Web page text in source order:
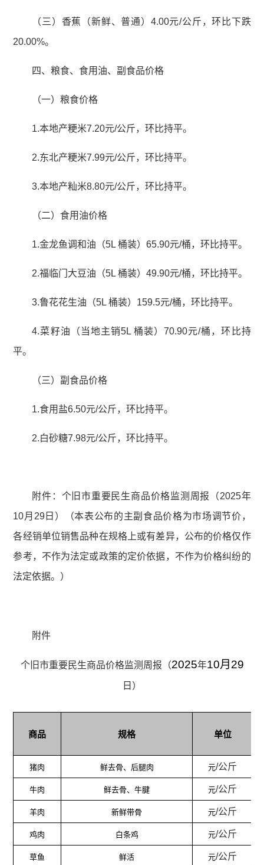
（三）香蕉（新鲜、普通）4.00元/公斤，环比下跌
20.00%。
四、粮食、食用油、副食品价格
（一）粮食价格
1.本地产粳米7.20元/公斤，环比持平。
2.东北产粳米7.99元/公斤，环比持平。
3.本地产籼米8.80元/公斤，环比持平。
（二）食用油价格
1.金龙鱼调和油（5L 桶装）65.90元/桶，环比持平。
2.福临门大豆油（5L 桶装）49.90元/桶，环比持平。
3.鲁花花生油（5L 桶装）159.5元/桶，环比持平。
4.菜籽油（当地主销5L 桶装）70.90元/桶，环比持
平。
（三）副食品价格
1.食用盐6.50元/公斤，环比持平。
2.白砂糖7.98元/公斤，环比持平。
附件：个旧市重要民生商品价格监测周报（2025年
10月29日）（本表公布的主副食品价格为市场调节价，
各经销单位销售品种在规格上或有差异，公布的价格仅作
参考，不作为法定或政策的定价依据，不作为价格纠纷的
法定依据。）
附件
个旧市重要民生商品价格监测周报（2025年10月29
日）
商品 规格 单位
猪肉 鲜去骨、后腿肉 元/公斤
牛肉 鲜去骨、牛腱 元/公斤
羊肉 新鲜带骨 元/公斤
鸡肉 白条鸡 元/公斤
草鱼 鲜活 元/公斤